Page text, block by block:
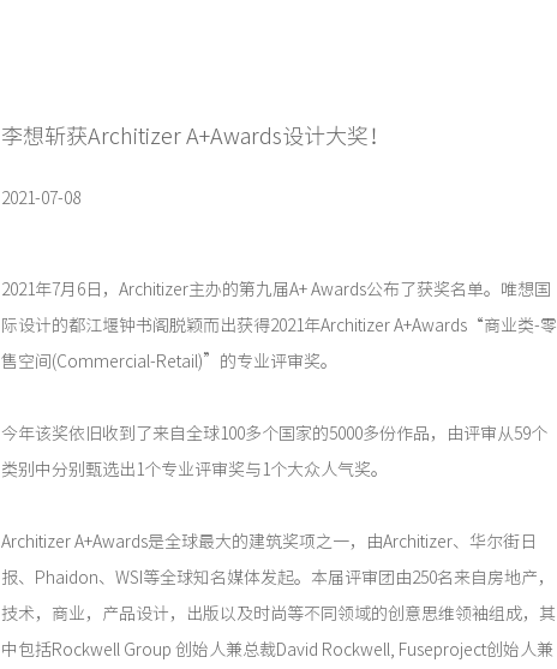
李想斩获Architizer A+Awards设计大奖！
2021-07-08
2021年7月6日，Architizer主办的第九届A+ Awards公布了获奖名单。唯想国
际设计的都江堰钟书阁脱颖而出获得2021年Architizer A+Awards“商业类-零
售空间(Commercial-Retail)”的专业评审奖。
今年该奖依旧收到了来自全球100多个国家的5000多份作品，由评审从59个
类别中分别甄选出1个专业评审奖与1个大众人气奖。
Architizer A+Awards是全球最大的建筑奖项之一，由Architizer、华尔街日
报、Phaidon、WSI等全球知名媒体发起。本届评审团由250名来自房地产，
技术，商业，产品设计，出版以及时尚等不同领域的创意思维领袖组成，其
中包括Rockwell Group 创始人兼总裁David Rockwell, Fuseproject创始人兼